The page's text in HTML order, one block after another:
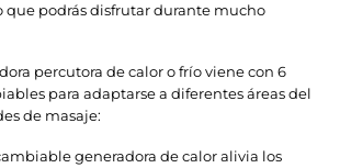
que podrás disfrutar durante mucho
percutora de calor o frío viene con 6
para adaptarse a diferentes áreas del
de masaje:
generadora de calor alivia los